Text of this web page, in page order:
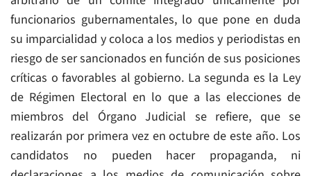
funcionarios gubernamentales, lo que pone en duda
su imparcialidad y coloca a los medios y periodistas en
riesgo de ser sancionados en función de sus posiciones
críticas o favorables al gobierno. La segunda es la Ley
de Régimen Electoral en lo que a las elecciones de
miembros del Órgano Judicial se refiere, que se
realizarán por primera vez en octubre de este año. Los
candidatos no pueden hacer propaganda, ni